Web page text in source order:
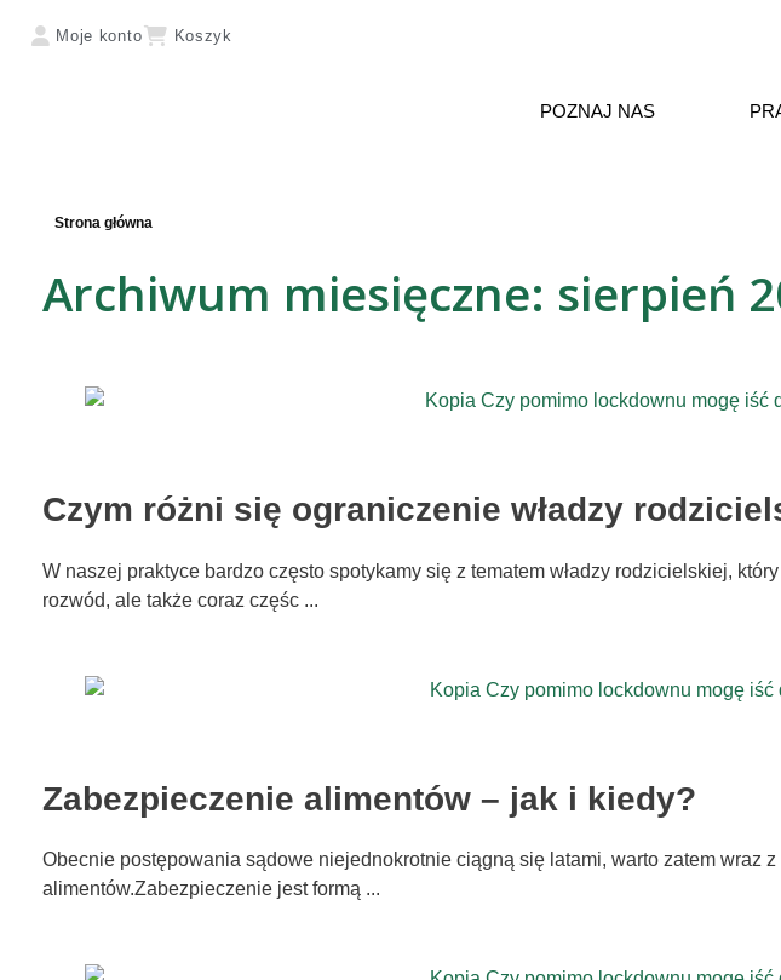
Moje konto Koszyk
POZNAJ NAS
Strona główna
Archiwum miesięczne: sierpień
Czym różni się ograniczenie władzy
W naszej praktyce bardzo często spotykamy się z tematem władzy rodzicielskiej,
rozwód, ale także coraz częśc ...
Zabezpieczenie alimentów – jak i kiedy?
Obecnie postępowania sądowe niejednokrotnie ciągną się latami, warto zatem wraz
alimentów.Zabezpieczenie jest formą ...